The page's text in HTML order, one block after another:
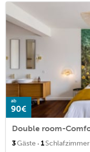
ab
90€
3Gäste · 1Schlafzimmer